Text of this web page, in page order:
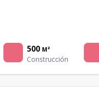
500 M²
Construcción